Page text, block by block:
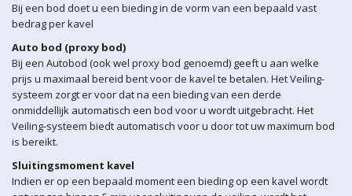
Bij een bod doet u een bieding in de vorm van een bepaald vast
bedrag per kavel
Auto bod (proxy bod)
Bij een Autobod (ook wel proxy bod genoemd) geeft u aan welke
prijs u maximaal bereid bent voor de kavel te betalen. Het Veiling-
systeem zorgt er voor dat na een bieding van een derde
onmiddellijk automatisch een bod voor u wordt uitgebracht. Het
Veiling-systeem biedt automatisch voor u door tot uw maximum bod
is bereikt.
Sluitingsmoment kavel
Indien er op een bepaald moment een bieding op een kavel wordt